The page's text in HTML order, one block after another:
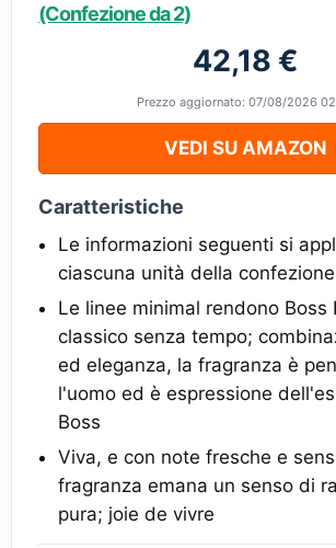
(Confezione da 2)
42,18 €
Prezzo aggiornato: 07/08/2026
VEDI SU AMAZON
Caratteristiche
Le informazioni seguenti si
ciascuna unità della confezione
Le linee minimal rendono Boss
classico senza tempo;
ed eleganza, la fragranza è
l'uomo ed è espressione
Boss
Viva, e con note fresche e
fragranza emana un senso di
pura; joie de vivre